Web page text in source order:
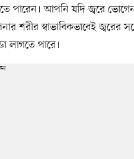
পারেন। আপনি যদি জ্বরে
শরীর স্বাভাবিকভাবেই জ্বরের
লাগতে পারে।